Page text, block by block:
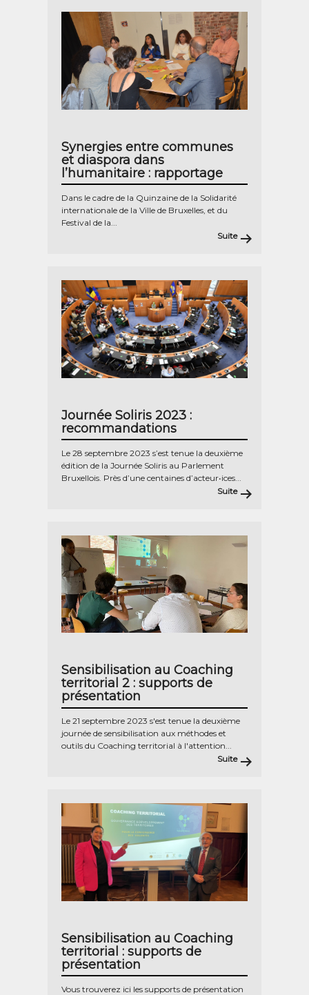
Synergies entre communes
et diaspora dans
l’humanitaire : rapportage
Dans le cadre de la Quinzaine de la Solidarité
internationale de la Ville de Bruxelles, et du
Festival de la...
Suite
Journée Soliris 2023 :
recommandations
Le 28 septembre 2023 s’est tenue la deuxième
édition de la Journée Soliris au Parlement
Bruxellois. Près d’une centaines d’acteur•ices...
Suite
Sensibilisation au Coaching
territorial 2 : supports de
présentation
Le 21 septembre 2023 s'est tenue la deuxième
journée de sensibilisation aux méthodes et
outils du Coaching territorial à l'attention...
Suite
Sensibilisation au Coaching
territorial : supports de
présentation
Vous trouverez ici les supports de présentation